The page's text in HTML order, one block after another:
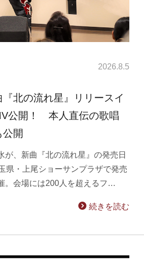
2026.8.5
北の流れ星』リリースイ
公開！ 本人直伝の歌唱
公開
が、新曲『北の流れ星』の発売日
県・上尾ショーサンプラザで発売
。会場には200人を超えるフ…
続きを読む